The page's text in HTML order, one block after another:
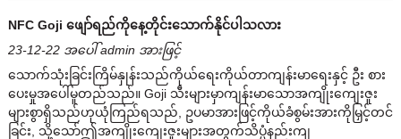
NFC Goji ဖျော်ရည်ကိုနေ့တိုင်းသောက်နိုင်ပါသလား
23-12-22 အပေါ် admin အားဖြင့်
သောက်သုံးခြင်းကြိမ်နှုန်းသည်ကိုယ်ရေးကိုယ်တာကျန်းမာရေးနှင့် ဦး စား
ပေးမှုအပေါ်မူတည်သည်။ Goji သီးများမှာကျန်းမာသောအကျိုးကျေးဇူး
များစွာရှိသည်ဟုယုံကြည်ရသည်, ဥပမာအားဖြင့်ကိုယ်ခံစွမ်းအားကိုမြှင့်တင်
ခြင်း, သို့သော်ဤအကျိုးကျေးဇူးများအတွက်သိပ္ပံနည်းကျ